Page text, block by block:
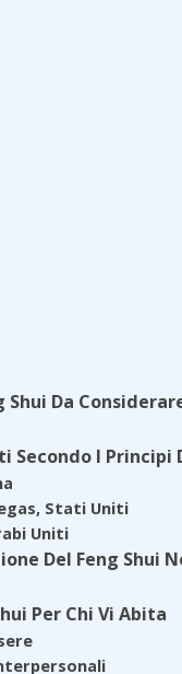
Da
I Principi
Stati Uniti
Uniti
Del Feng Shui
Per Chi Vi Abita